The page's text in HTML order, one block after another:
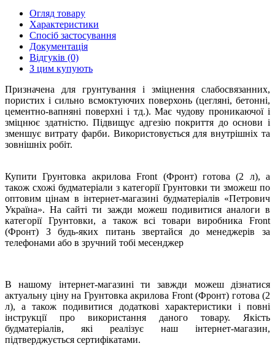
Огляд товару
Характеристики
Спосіб застосування
Документація
Відгуків (0)
З цим купують
Призначена для грунтування і зміцнення слабосвязанних,
пористих і сильно всмоктуючих поверхонь (цегляні, бетонні,
цементно-вапняні поверхні і тд.). Має чудову проникаючої і
зміцнює здатністю. Підвищує адгезію покриття до основи і
зменшує витрату фарби. Використовується для внутрішніх та
зовнішніх робіт.
Купити Грунтовка акрилова Front (Фронт) готова (2 л), а
також схожі будматеріали з категорії Грунтовки ти зможеш по
оптовим цінам в інтернет-магазині будматеріалів «Петрович
Україна». На сайті ти зажди можеш подивитися аналоги в
категорії Грунтовки, а також всі товари виробника Front
(Фронт) З будь-яких питань звертайся до менеджерів за
телефонами або в зручний тобі месенджер
В нашому інтернет-магазині ти завжди можеш дізнатися
актуальну ціну на Грунтовка акрилова Front (Фронт) готова (2
л), а також подивитися додаткові характеристики і повні
інструкції про використання даного товару. Якість
будматеріалів, які реалізує наш інтернет-магазин,
підтверджується сертифікатами.